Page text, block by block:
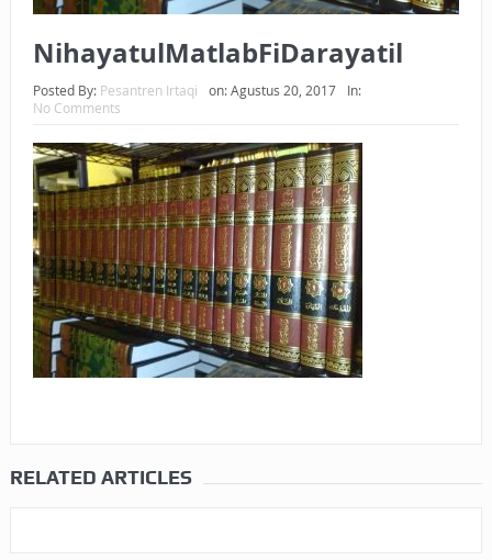
HUKUM MEMBAYAR ZAKAT KEPADA KERABAT SENDIRI
NihayatulMatlabFiDarayatil
Posted By: Pesantren Irtaqi on:Agustus 20, 2017
In:
No Comments
RELATED ARTICLES